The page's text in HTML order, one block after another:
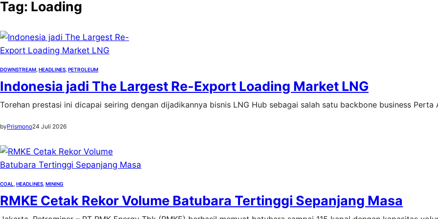
Tag: Loading
DOWNSTREAM HEADLINES PETROLEUM
Indonesia jadi The Largest Re-Export Loading Market LNG
Torehan prestasi ini dicapai seiring dengan dijadikannya bisnis LNG Hub sebagai salah satu backbone business Perta
byPrismono24 Juli 2026
COAL HEADLINES MINING
RMKE Cetak Rekor Volume Batubara Tertinggi Sepanjang Masa